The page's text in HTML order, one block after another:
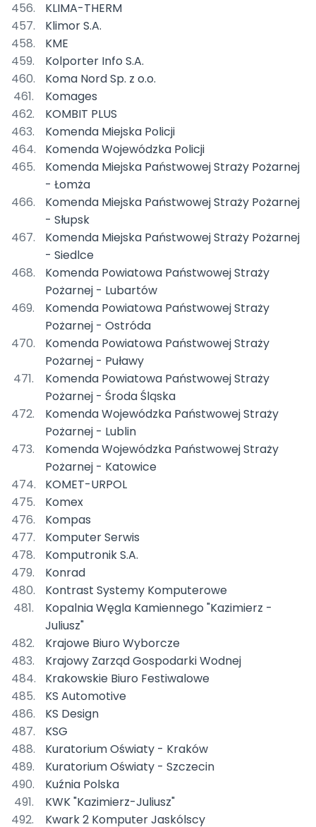
KLIMA-THERM
Klimor S.A.
KME
Kolporter Info S.A.
Koma Nord Sp. z o.o.
Komages
KOMBIT PLUS
Komenda Miejska Policji
Komenda Wojewódzka Policji
Komenda Miejska Państwowej Straży Pożarnej
- Łomża
Komenda Miejska Państwowej Straży Pożarnej
- Słupsk
Komenda Miejska Państwowej Straży Pożarnej
- Siedlce
Komenda Powiatowa Państwowej Straży
Pożarnej - Lubartów
Komenda Powiatowa Państwowej Straży
Pożarnej - Ostróda
Komenda Powiatowa Państwowej Straży
Pożarnej - Puławy
Komenda Powiatowa Państwowej Straży
Pożarnej - Środa Śląska
Komenda Wojewódzka Państwowej Straży
Pożarnej - Lublin
Komenda Wojewódzka Państwowej Straży
Pożarnej - Katowice
KOMET-URPOL
Komex
Kompas
Komputer Serwis
Komputronik S.A.
Konrad
Kontrast Systemy Komputerowe
Kopalnia Węgla Kamiennego "Kazimierz -
Juliusz"
Krajowe Biuro Wyborcze
Krajowy Zarząd Gospodarki Wodnej
Krakowskie Biuro Festiwalowe
KS Automotive
KS Design
KSG
Kuratorium Oświaty - Kraków
Kuratorium Oświaty - Szczecin
Kuźnia Polska
KWK "Kazimierz-Juliusz"
Kwark 2 Komputer Jaskólscy